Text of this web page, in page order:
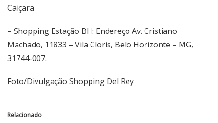
Caiçara
– Shopping Estação BH: Endereço Av. Cristiano
Machado, 11833 – Vila Cloris, Belo Horizonte – MG,
31744-007.
Foto/Divulgação Shopping Del Rey
Relacionado